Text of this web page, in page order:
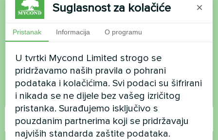
Želite kupiti ili imate
pitanja?
Kontaktirajte nas i mi ćemo vam pomoći
Ime
Suglasnost za kolačiće ×
Pristanak Informacija O programu
U tvrtki Mycond Limited strogo se
pridržavamo naših pravila o pohrani
podataka i kolačićima. Svi podaci su šifrirani
i nikada se ne dijele bez vašeg izričitog
pristanka. Surađujemo isključivo s
pouzdanim partnerima koji se pridržavaju
najviših standarda zaštite podataka.